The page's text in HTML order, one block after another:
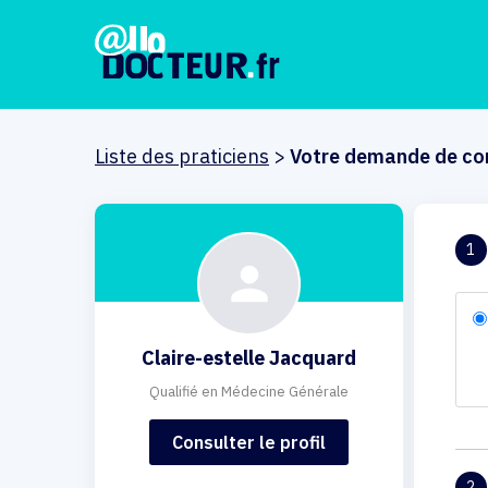
Liste des praticiens > Votre demande de
Claire-estelle Jacquard
Qualifié en Médecine Générale
Consulter le profil
1